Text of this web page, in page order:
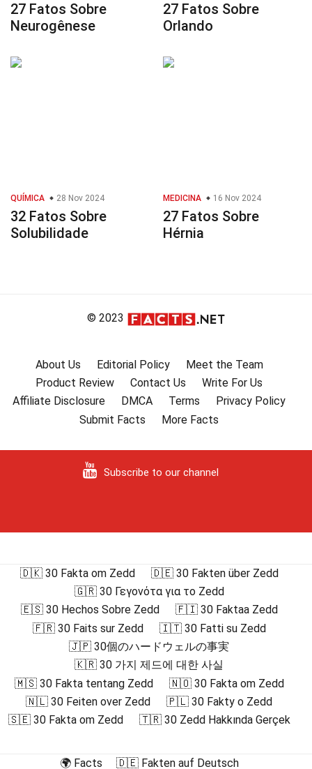
27 Fatos Sobre
Neurogênese
27 Fatos Sobre
Orlando
QUÍMICA 28 Nov 2024
32 Fatos Sobre
Solubilidade
MEDICINA 16 Nov 2024
27 Fatos Sobre
Hérnia
© 2023
About Us Editorial Policy
Meet the Team
Product Review
Contact Us
Write For Us
Affiliate Disclosure
DMCA Terms
Privacy Policy
Submit Facts
More Facts
Subscribe to our channel
🇩🇰 30 Fakta om Zedd
🇩🇪 30 Fakten über Zedd
🇬🇷 30 Γεγονότα για το Zedd
🇪🇸 30 Hechos Sobre Zedd
🇫🇮 30 Faktaa Zedd
🇫🇷 30 Faits sur Zedd
🇮🇹 30 Fatti su Zedd
🇯🇵 30個のハードウェルの事実
🇰🇷 30 가지 제드에 대한 사실
🇲🇸 30 Fakta tentang Zedd
🇳🇴 30 Fakta om Zedd
🇳🇱 30 Feiten over Zedd
🇵🇱 30 Fakty o Zedd
🇸🇪 30 Fakta om Zedd
🇹🇷 30 Zedd Hakkında Gerçek
🌍 Facts 🇩🇪 Fakten auf Deutsch